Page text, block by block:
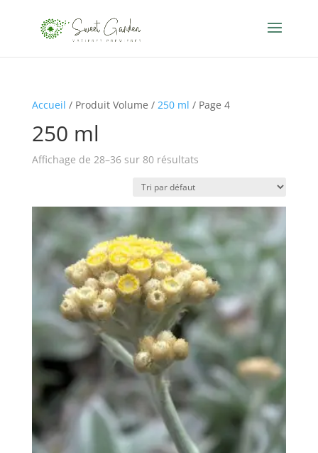
Accueil / Produit Volume / 250 ml / Page 4
250 ml
Affichage de 28–36 sur 80 résultats